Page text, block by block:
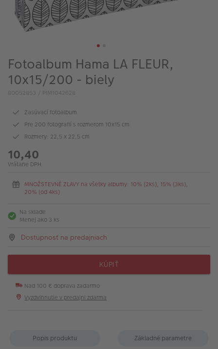
Fotoalbum Hama LA FLEUR,
10x15/200 - biely
80052853 / PIM1042628
Zasúvací fotoalbum
Pre 200 fotografií s rozmerom 10x15 cm
Rozmery: 22,5 x 22,5 cm
10,40
Vrátane DPH
MNOŽSTEVNÉ ZĽAVY na všetky albumy: 10% (2ks), 15% (3ks),
20% (od 4ks)
Na sklade
Menej ako 3 ks
Dostupnosť na predajniach
KÚPIŤ
Nad 100 € doprava zadarmo
Vyzdvihnutie v predajni zdarma
Popis produktu Základné parametre